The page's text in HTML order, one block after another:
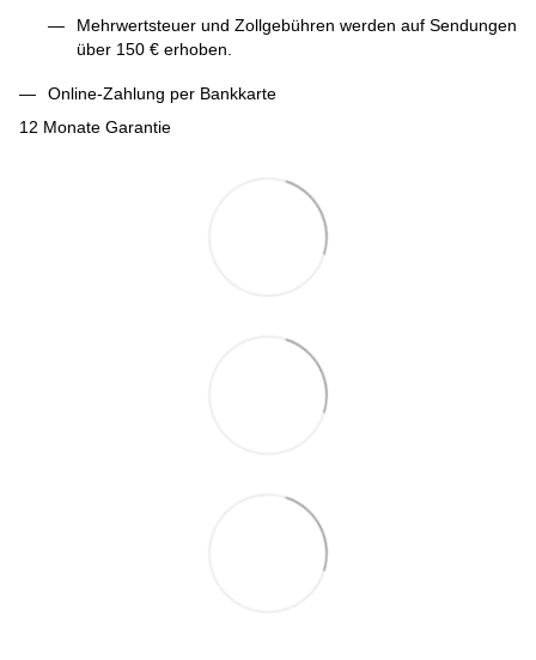
Mehrwertsteuer und Zollgebühren werden auf Sendungen
über 150 € erhoben.
Online-Zahlung per Bankkarte
12 Monate Garantie